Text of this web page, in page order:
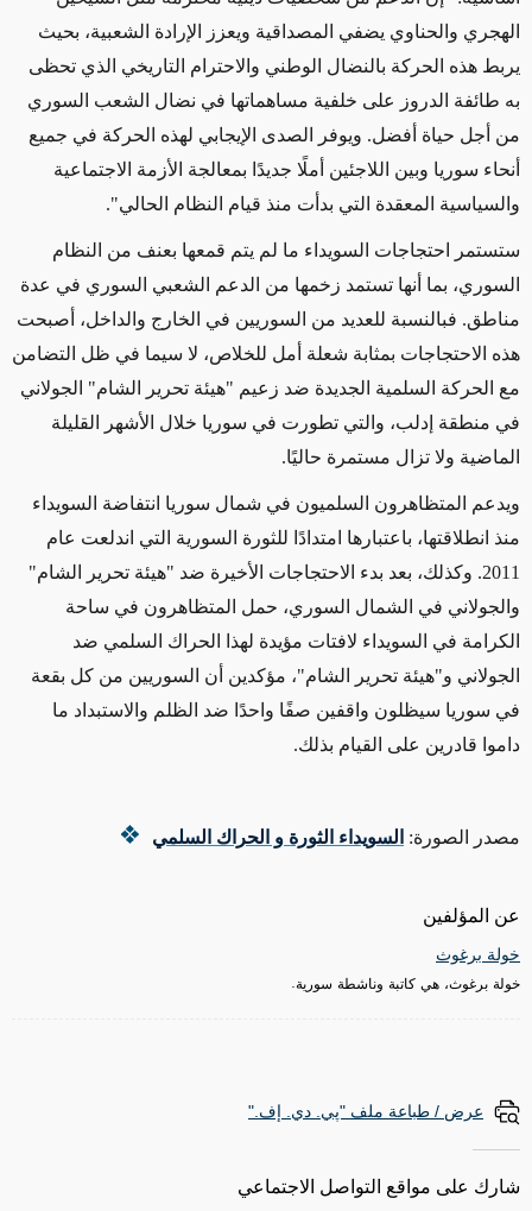
عن المؤلفين
خولة برغوث
خولة برغوث، هي كاتبة وناشطة سورية.
الهجري والحناوي يضفي المصداقية ويعزز الإرادة الشعبية، بحيث
يربط هذه الحركة بالنضال الوطني والاحترام التاريخي الذي تحظى
به طائفة الدروز على خلفية مساهماتها في نضال الشعب السوري
من أجل حياة أفضل. ويوفر الصدى الإيجابي لهذه الحركة في جميع
أنحاء سوريا وبين اللاجئين أملًا جديدًا بمعالجة الأزمة الاجتماعية
والسياسية المعقدة التي بدأت منذ قيام النظام الحالي".
ستستمر احتجاجات السويداء ما لم يتم قمعها بعنف من النظام
السوري، بما أنها تستمد زخمها من الدعم الشعبي السوري في عدة
مناطق. فبالنسبة للعديد من السوريين في الخارج والداخل، أصبحت
هذه الاحتجاجات بمثابة شعلة أمل للخلاص، لا سيما في ظل التضامن
مع الحركة السلمية الجديدة ضد زعيم "هيئة تحرير الشام" الجولاني
في منطقة إدلب، والتي تطورت في سوريا خلال الأشهر القليلة
الماضية ولا تزال مستمرة حاليًا.
ويدعم المتظاهرون السلميون في شمال سوريا انتفاضة السويداء
منذ انطلاقتها، باعتبارها امتدادًا للثورة السورية التي اندلعت عام
2011. وكذلك، بعد بدء الاحتجاجات الأخيرة ضد "هيئة تحرير الشام"
والجولاني في الشمال السوري، حمل المتظاهرون في ساحة
الكرامة في السويداء لافتات مؤيدة لهذا الحراك السلمي ضد
الجولاني و"هيئة تحرير الشام"، مؤكدين أن السوريين من كل بقعة
في سوريا سيظلون واقفين صفًا واحدًا ضد الظلم والاستبداد ما
داموا قادرين على القيام بذلك.
مصدر الصورة: السويداء الثورة و الحراك السلمي
عرض / طباعة ملف "پي. دي. إف."
شارك على مواقع التواصل الاجتماعي